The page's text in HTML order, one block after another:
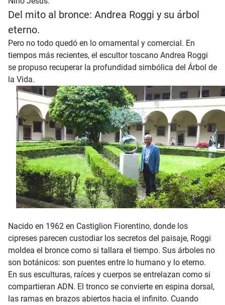
Del mito al bronce: Andrea Roggi y su árbol
eterno.
Pero no todo quedó en lo ornamental y comercial. En
tiempos más recientes, el escultor toscano Andrea Roggi
se propuso recuperar la profundidad simbólica del Árbol de
la Vida.
Nacido en 1962 en Castiglion Fiorentino, donde los
cipreses parecen custodiar los secretos del paisaje, Roggi
moldea el bronce como si tallara el tiempo. Sus árboles no
son botánicos: son puentes entre lo humano y lo eterno.
En sus esculturas, raíces y cuerpos se entrelazan como si
compartieran ADN. El tronco se convierte en espina dorsal,
las ramas en brazos abiertos hacia el infinito. Cuando